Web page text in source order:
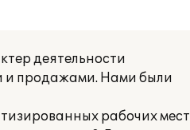
деятельности
и продажами. Нами были
рабочих мест